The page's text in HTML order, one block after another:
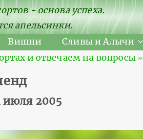
- основа успеха.
апельсинки.
Вишни Сливы и Алычи
и отвечаем на вопросы ≫
июля 2005